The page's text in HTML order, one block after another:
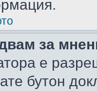
за
е
бутон